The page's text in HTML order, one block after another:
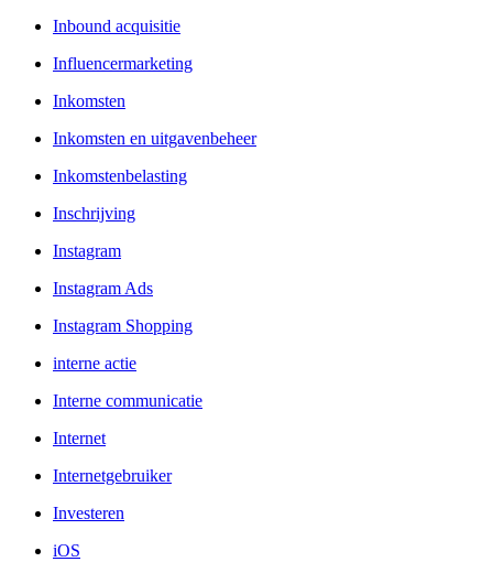
Inbound acquisitie
Influencermarketing
Inkomsten
Inkomsten en uitgavenbeheer
Inkomstenbelasting
Inschrijving
Instagram
Instagram Ads
Instagram Shopping
interne actie
Interne communicatie
Internet
Internetgebruiker
Investeren
iOS